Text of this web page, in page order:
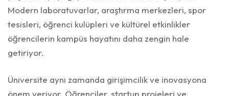
Modern laboratuvarlar, araştırma merkezleri, spor
tesisleri, öğrenci kulüpleri ve kültürel etkinlikler
öğrencilerin kampüs hayatını daha zengin hale
getiriyor.
Üniversite aynı zamanda girişimcilik ve inovasyona
önem veriyor. Öğrenciler, startup projeleri ve